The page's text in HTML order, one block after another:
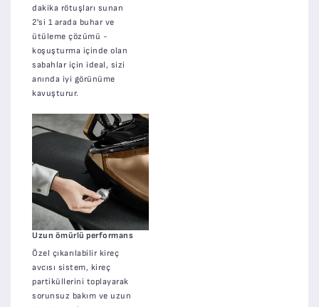
dakika rötuşları sunan
2'si 1 arada buhar ve
ütüleme çözümü -
koşuşturma içinde olan
sabahlar için ideal, sizi
anında iyi görünüme
kavuşturur.
Uzun ömürlü performans
Özel çıkarılabilir kireç
avcısı sistem, kireç
partiküllerini toplayarak
sorunsuz bakım ve uzun